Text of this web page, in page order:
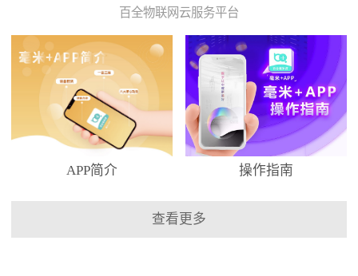
百全物联网云服务平台
APP简介 操作指南
查看更多